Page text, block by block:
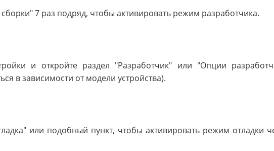
7 раз подряд, чтобы активировать режим разработчика.
и откройте раздел "Разработчик" или "Опции
в зависимости от модели устройства).
или подобный пункт, чтобы активировать режим отладки